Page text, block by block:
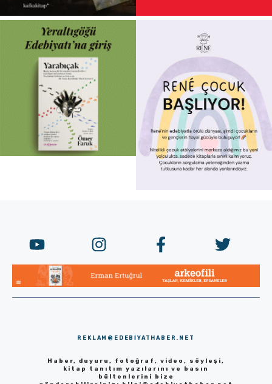
REKLAM@EDEBIYATHABER.NET
Haber, duyuru, fotoğraf, video, söyleşi,
kitap tanıtım yazılarını ve basın
bültenlerini bize